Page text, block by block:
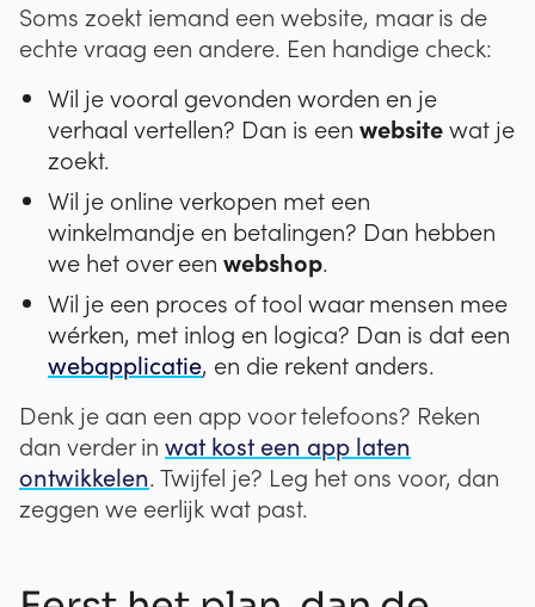
Soms zoekt iemand een website, maar is de
echte vraag een andere. Een handige check:
Wil je vooral gevonden worden en je
verhaal vertellen? Dan is een websitewat je
zoekt.
Wil je online verkopen met een
winkelmandje en betalingen? Dan hebben
we het over een webshop.
Wil je een proces of tool waar mensen mee
wérken, met inlog en logica? Dan is dat een
webapplicatie, en die rekent anders.
Denk je aan een app voor telefoons? Reken
dan verder in wat kost een app laten
ontwikkelen. Twijfel je? Leg het ons voor, dan
zeggen we eerlijk wat past.